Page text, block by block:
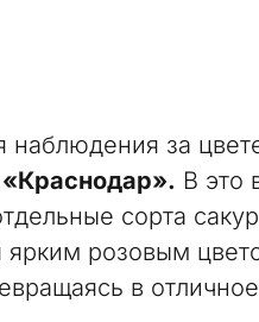
наблюдения за
В это
сорта
ярким розовым
в